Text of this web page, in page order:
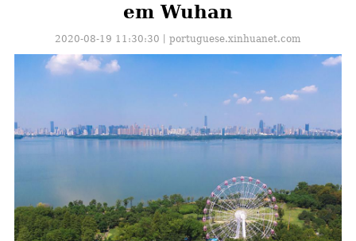
em Wuhan
2020-08-19 11:30:30丨portuguese.xinhuanet.com